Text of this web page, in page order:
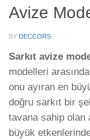
Avize
BY DECCORS
Sarkıt avize
modelleri
onu ayıran en
doğru sarkıt bir
tavana sahip olan
büyük